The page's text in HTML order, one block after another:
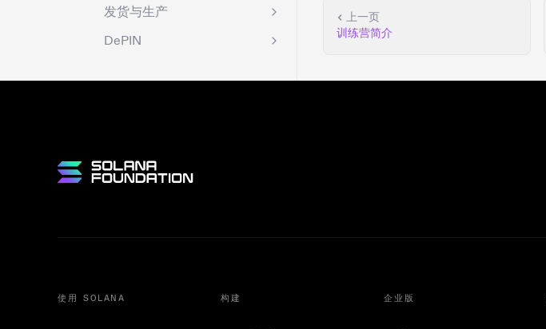
发货与生产
DePIN
上一页
训练营简介
使用 SOLANA 构建 企业版